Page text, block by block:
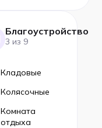
Благоустройство
3 из 9
Кладовые
Колясочные
Комната
отдыха